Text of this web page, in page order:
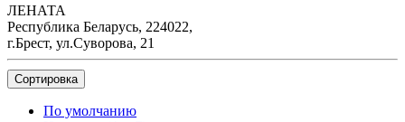
ЛЕНАТА
Республика Беларусь, 224022,
г.Брест, ул.Суворова, 21
Сортировка
По умолчанию